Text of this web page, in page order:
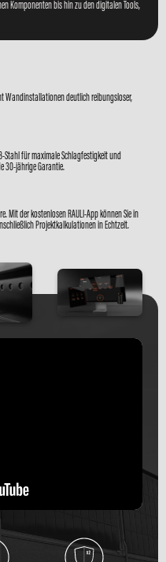
Komponenten bis hin zu den digitalen Tools,
Wandinstallationen deutlich reibungsloser,
Stahl für maximale Schlagfestigkeit und
30-jährige Garantie.
Mit der kostenlosen RAULI-App können Sie in
Projektkalkulationen in Echtzeit.